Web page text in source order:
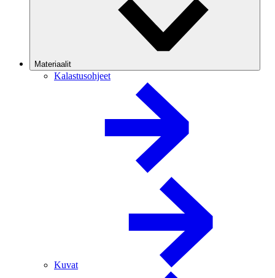
Materiaalit
Kalastusohjeet
Kuvat